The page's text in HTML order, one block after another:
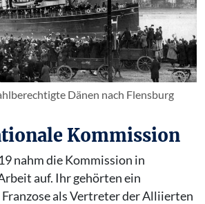
Dänen nach Flensburg
Kommission
nahm die Kommission in
auf. Ihr gehörten ein
Franzose als Vertreter der Alliierten